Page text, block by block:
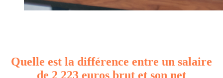
Quelle est la différence entre un salaire
de 2 223 euros brut et son net